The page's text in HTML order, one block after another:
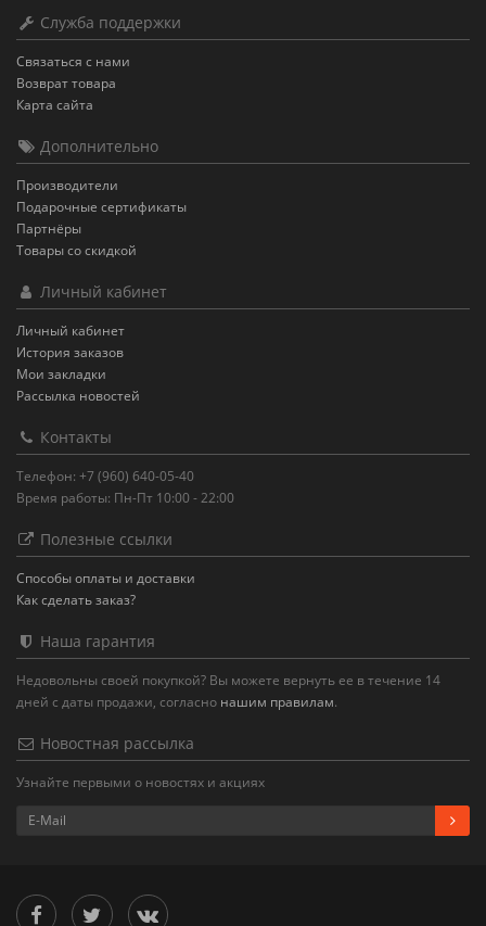
Служба поддержки
Связаться с нами
Возврат товара
Карта сайта
Дополнительно
Производители
Подарочные сертификаты
Партнёры
Товары со скидкой
Личный кабинет
Личный кабинет
История заказов
Мои закладки
Рассылка новостей
Контакты
Телефон: +7 (960) 640-05-40
Время работы: Пн-Пт 10:00 - 22:00
Полезные ссылки
Способы оплаты и доставки
Как сделать заказ?
Наша гарантия
Недовольны своей покупкой? Вы можете вернуть ее в течение 14
дней с даты продажи, согласно нашим правилам.
Новостная рассылка
Узнайте первыми о новостях и акциях